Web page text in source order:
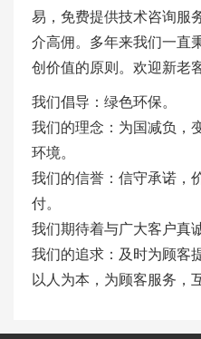
易，免费提供技术咨询服
介高佣。多年来我们一直
创价值的原则。欢迎新老
我们倡导：绿色环保。
我们的理念：为国减负，
环境。
我们的信誉：信守承诺，
付。
我们期待着与广大客户
我们的追求：及时为顾客
以人为本，为顾客服务，